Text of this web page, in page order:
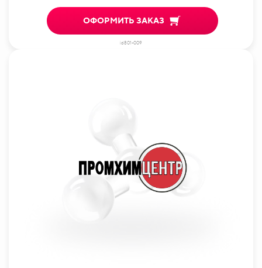
ОФОРМИТЬ ЗАКАЗ
id801-009